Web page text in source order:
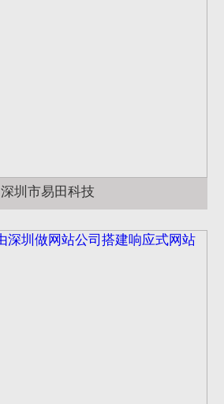
深圳市易田科技